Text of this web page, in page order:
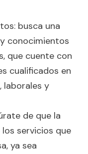
busca una
conocimientos
que cuente con
cualificados en
laborales y
de que la
servicios que
ya sea